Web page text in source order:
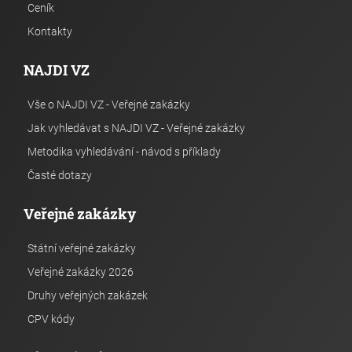
Ceník
Kontakty
NAJDI VZ
Vše o NAJDI VZ - Veřejné zakázky
Jak vyhledávat s NAJDI VZ - Veřejné zakázky
Metodika vyhledávání - návod s příklady
Časté dotazy
Veřejné zakázky
Státní veřejné zakázky
Veřejné zakázky 2026
Druhy veřejných zakázek
CPV kódy